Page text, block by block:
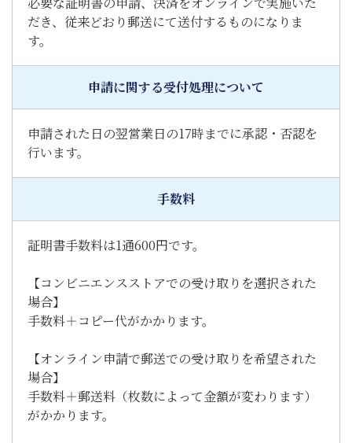
だき、従来どおり郵送にて送付するものになりま
す。
申請に関する受付処理について
申請された日の翌営業日の17時までに承認・否認を
行います。
手数料
証明書手数料は1通600円です。
【コンビニエンスストアでの受け取りを選択された
場合】
手数料＋コピー代がかかります。
【オンライン申請で郵送での受け取りを希望された
場合】
手数料＋郵送料（枚数によって金額が変わります）
がかかります。